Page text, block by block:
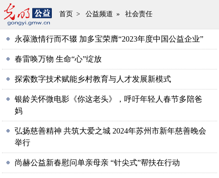
首页 > 公益频道 » 社会责任
永葆激情行而不辍 加多宝荣膺“2023年度中国公益企业”
春雷唤万物 生命“心”绽放
探索数字技术赋能乡村教育与人才发展新模式
银龄关怀微电影《你这老头》，呼吁年轻人春节多陪爸
妈
弘扬慈善精神 共筑大爱之城 2024年苏州市新年慈善晚会
举行
尚赫公益新春慰问单亲母亲 “针尖式”帮扶在行动